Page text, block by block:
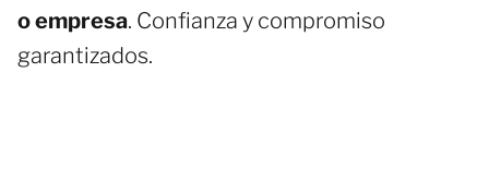
o empresa. Confianza y compromiso
garantizados.